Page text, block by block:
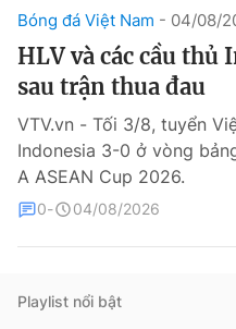
® Cấm sao chép dưới mọi
thuận bằng văn bản. Ghi rõ
thông tin từ website này.
Bóng đá Việt Nam 04/08/
HLV và các cầu
sau trận thua đau
VTV.vn - Tối 3/8, tuyển
Indonesia 3-0 ở vòng
A ASEAN Cup 2026.
0 04/08/2026
Playlist nổi bật